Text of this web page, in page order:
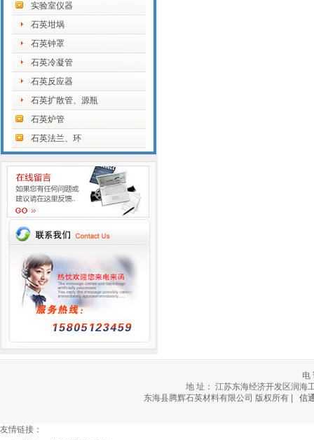
实验室仪器
石英坩埚
石英钟罩
石英冷凝管
石英反应器
石英扩散管、源瓶
石英炉管
石英法兰、环
电
地 址： 江苏东海经济开发区润海
东海县腾辉石英材料有限公司 版权所有 | 信
友情链接：